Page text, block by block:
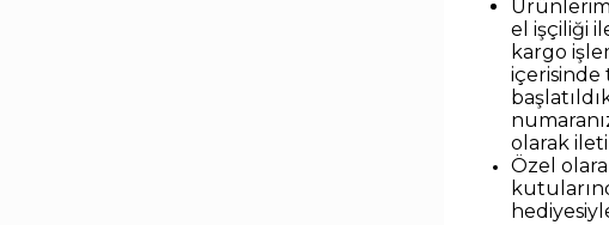
el işçiliği
kargo
içerisinde
olarak
Özel